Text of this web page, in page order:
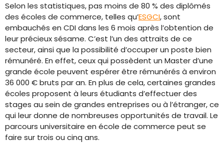
Selon les statistiques, pas moins de 80 % des diplômés
des écoles de commerce, telles qu’ESGCI, sont
embauchés en CDI dans les 6 mois après l’obtention de
leur précieux sésame. C’est l’un des attraits de ce
secteur, ainsi que la possibilité d’occuper un poste bien
rémunéré. En effet, ceux qui possèdent un Master d’une
grande école peuvent espérer être rémunérés à environ
36 000 € bruts par an. En plus de cela, certaines grandes
écoles proposent à leurs étudiants d’effectuer des
stages au sein de grandes entreprises ou à l’étranger, ce
qui leur donne de nombreuses opportunités de travail. Le
parcours universitaire en école de commerce peut se
faire sur trois ou cinq ans.